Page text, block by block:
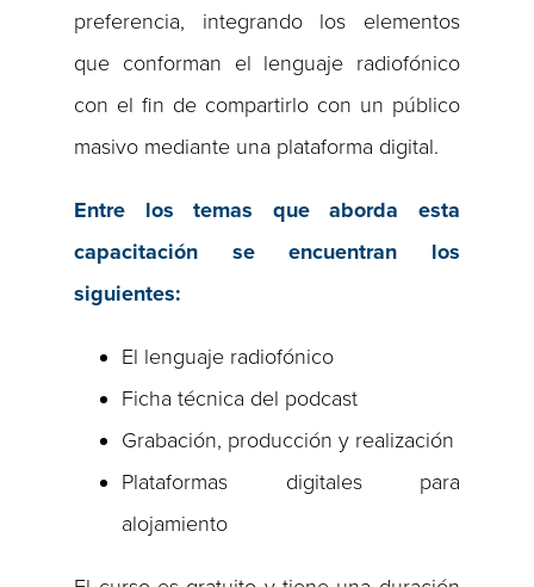
preferencia, integrando los elementos
que conforman el lenguaje radiofónico
con el fin de compartirlo con un público
masivo mediante una plataforma digital.
Entre los temas que aborda esta
capacitación se encuentran los
siguientes:
El lenguaje radiofónico
Ficha técnica del podcast
Grabación, producción y realización
Plataformas digitales para
alojamiento